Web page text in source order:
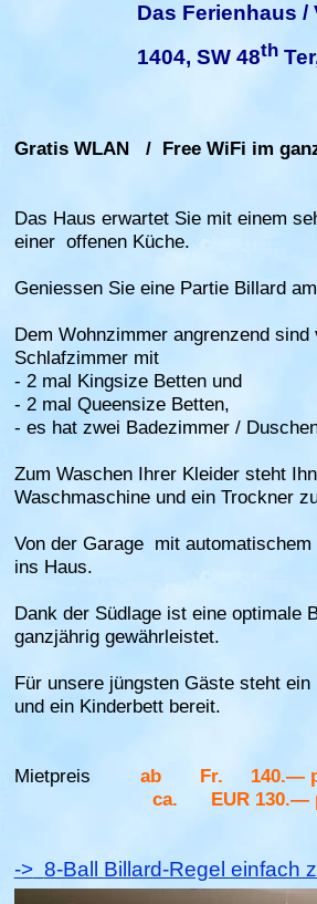
Das Ferienhaus /
1404, SW 48th
Gratis WLAN / Free WiFi im
Das Haus erwartet Sie mit einem
einer offenen Küche.
Geniessen Sie eine Partie Billard
Dem Wohnzimmer angrenzend sind
Schlafzimmer mit
- 2 mal Kingsize Betten und
- 2 mal Queensize Betten,
- es hat zwei Badezimmer /
Zum Waschen Ihrer Kleider steht
Waschmaschine und ein Trockner
Von der Garage mit
ins Haus.
Dank der Südlage ist eine optimale
ganzjährig gewährleistet.
Für unsere jüngsten Gäste steht ein
und ein Kinderbett bereit.
Mietpreis ab Fr.
140.—
ca.
EUR 130.—
-> 8-Ball Billard-Regel einfach